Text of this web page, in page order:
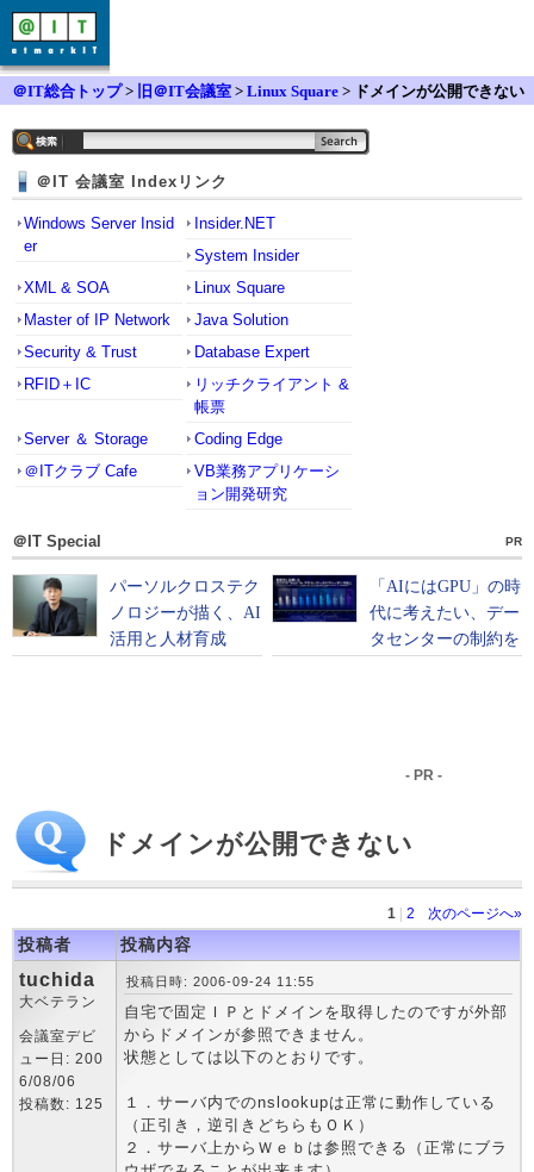
＠IT総合トップ> 旧＠IT会議室 > Linux Square > ドメインが公開できない
＠IT 会議室 Indexリンク
Windows Server Insid
er
Insider.NET
System Insider
XML & SOA
Linux Square
Master of IP Network
Java Solution
Security & Trust
Database Expert
RFID＋IC
リッチクライアント &
帳票
Server ＆ Storage
Coding Edge
＠ITクラブ Cafe
VB業務アプリケーシ
ョン開発研究
＠IT Special PR
- PR -
ドメインが公開できない
1 2 次のページへ»
投稿者 投稿内容
tuchida
大ベテラン
会議室デビ
ュー日: 200
6/08/06
投稿数: 125
投稿日時: 2006-09-24 11:55
自宅で固定ＩＰとドメインを取得したのですが外部
からドメインが参照できません。
状態としては以下のとおりです。
１．サーバ内でのnslookupは正常に動作している
（正引き，逆引きどちらもＯＫ）
２．サーバ上からＷｅｂは参照できる（正常にブラ